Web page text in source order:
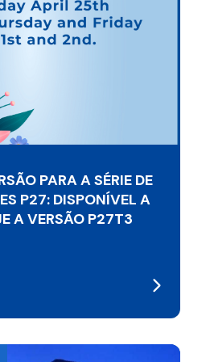
PARA A SÉRIE DE
P27: DISPONÍVEL A
A VERSÃO P27T3